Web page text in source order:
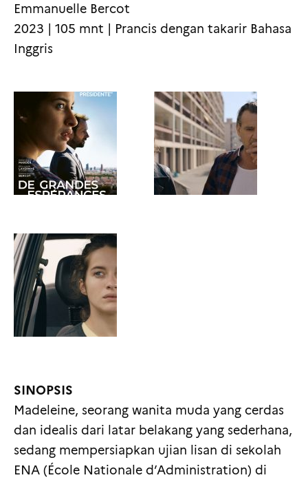
Emmanuelle Bercot
2023 | 105 mnt | Prancis dengan takarir Bahasa
Inggris
SINOPSIS
Madeleine, seorang wanita muda yang cerdas
dan idealis dari latar belakang yang sederhana,
sedang mempersiapkan ujian lisan di sekolah
ENA (École Nationale d’Administration) di